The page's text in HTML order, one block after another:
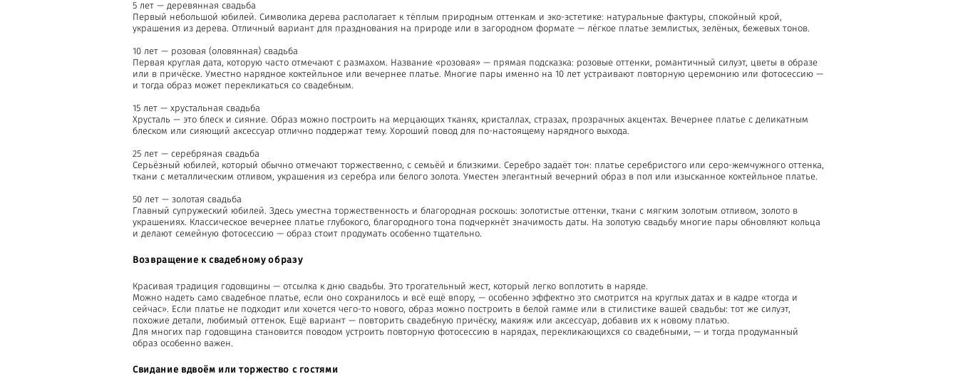
5 лет — деревянная свадьба
Первый небольшой юбилей. Символика дерева располагает к тёплым природным оттенкам и эко-эстетике: натуральные фактуры, спокойный крой,
украшения из дерева. Отличный вариант для празднования на природе или в загородном формате — лёгкое платье землистых, зелёных, бежевых тонов.
10 лет — розовая (оловянная) свадьба
Первая круглая дата, которую часто отмечают с размахом. Название «розовая» — прямая подсказка: розовые оттенки, романтичный силуэт, цветы в образе
или в причёске. Уместно нарядное коктейльное или вечернее платье. Многие пары именно на 10 лет устраивают повторную церемонию или фотосессию —
и тогда образ может перекликаться со свадебным.
15 лет — хрустальная свадьба
Хрусталь — это блеск и сияние. Образ можно построить на мерцающих тканях, кристаллах, стразах, прозрачных акцентах. Вечернее платье с деликатным
блеском или сияющий аксессуар отлично поддержат тему. Хороший повод для по-настоящему нарядного выхода.
25 лет — серебряная свадьба
Серьёзный юбилей, который обычно отмечают торжественно, с семьёй и близкими. Серебро задаёт тон: платье серебристого или серо-жемчужного оттенка,
ткани с металлическим отливом, украшения из серебра или белого золота. Уместен элегантный вечерний образ в пол или изысканное коктейльное платье.
50 лет — золотая свадьба
Главный супружеский юбилей. Здесь уместна торжественность и благородная роскошь: золотистые оттенки, ткани с мягким золотым отливом, золото в
украшениях. Классическое вечернее платье глубокого, благородного тона подчеркнёт значимость даты. На золотую свадьбу многие пары обновляют кольца
и делают семейную фотосессию — образ стоит продумать особенно тщательно.
Возвращение к свадебному образу
Красивая традиция годовщины — отсылка к дню свадьбы. Это трогательный жест, который легко воплотить в наряде.
Можно надеть само свадебное платье, если оно сохранилось и всё ещё впору, — особенно эффектно это смотрится на круглых датах и в кадре «тогда и
сейчас». Если платье не подходит или хочется чего-то нового, образ можно построить в белой гамме или в стилистике вашей свадьбы: тот же силуэт,
похожие детали, любимый оттенок. Ещё вариант — повторить свадебную причёску, макияж или аксессуар, добавив их к новому платью.
Для многих пар годовщина становится поводом устроить повторную фотосессию в нарядах, перекликающихся со свадебными, — и тогда продуманный
образ особенно важен.
Свидание вдвоём или торжество с гостями